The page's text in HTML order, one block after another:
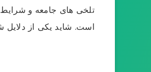
تلخی های جامعه و
است. شاید یکی از